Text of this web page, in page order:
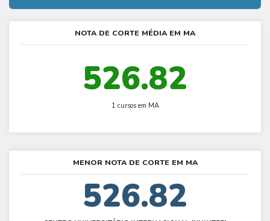
Enem – Gabarito oficial
Enem – Resultado
Prouni - Universidades participantes
Prouni – Simulador
Fies e Prouni – DiferençaNOTA DE CORTE MÉDIA EM MA
526.82
1 cursos em MA
MENOR NOTA DE CORTE EM MA
526.82